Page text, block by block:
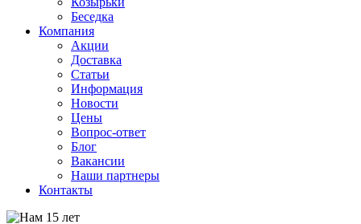
Беседка
Компания
Акции
Доставка
Статьи
Информация
Новости
Цены
Вопрос-ответ
Блог
Вакансии
Наши партнеры
Контакты